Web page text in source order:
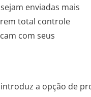
enviadas mais
total controle
com seus
introduz a opção de